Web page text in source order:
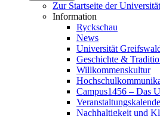
Zur Startseite der Universität
Information
Ryckschau
News
Universität
Geschichte &
Willkommenskultur
Campus1456 – Das
Nachhaltigkeit und